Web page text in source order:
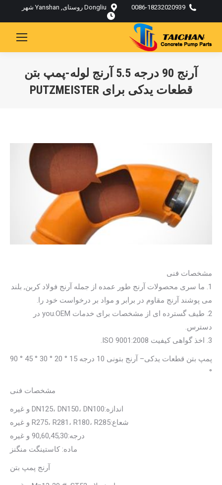
0086-18232020939 Dongliu روستای, Yanshan شهر
آرنج 90 درجه 5.5 آرنج لوله-پمپ بتن
قطعات یدکی برای PUTZMEISTER
مشخصات فنی
1. ما سری محصولات آرنج طور عمده از جمله آرنج فولاد کربن, بلند
می پوشند آرنج مقاوم در برابر و مواد بر درخواست خود را.
2. طیف گسترده ای از مشخصات برای خدمات you.OEM در
دسترس.
3. اخذ گواهی کیفیت ISO 9001:2008.
پمپ بتن قطعات یدکی– آرنج بتونی 10 درجه 15 ° 20 ° 30 ° 45 ° 90
°
مشخصات فنی
اندازه:DN125، DN150، DN100 و غیره
شعاع:R275، R281، R180، R285 و غیره
درجه:90,60,45,30 و غیره
ماده: کاستینگت منگنز
آرنج پمپ بتن